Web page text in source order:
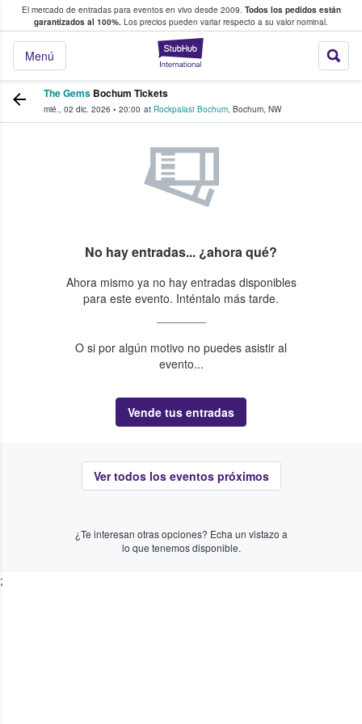
El mercado de entradas para eventos en vivo desde 2009. Todos los pedidos están
garantizados al 100%. Los precios pueden variar respecto a su valor nominal.
StubHub:
Menú
y venta de entradas entre fans
The Gems Bochum Tickets
mié., 02 dic. 2026 • 20:00 at Rockpalast Bochum, Bochum, NW
No hay entradas... ¿ahora qué?
Ahora mismo ya no hay entradas disponibles
para este evento. Inténtalo más tarde.
O si por algún motivo no puedes asistir al
evento...
Vende tus entradas
Ver todos los eventos próximos
¿Te interesan otras opciones? Echa un vistazo a
lo que tenemos disponible.
;